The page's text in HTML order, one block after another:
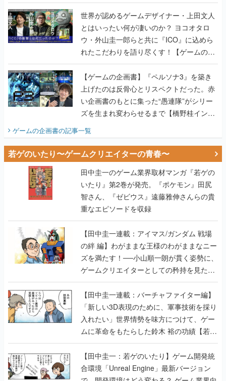
世界が認めるゲームデザイナー・上田文人
とはいったい何が凄いのか？ ヨコオタロ
ウ・外山圭一郎らと共に『ICO』に込めら
れたこだわりを語り尽くす！【ゲームの企
画書】
【ゲームの企画書】『ペルソナ3』を築き
上げたのは反骨心とリスペクトだった。赤
い企画書のもとに集った“愚連隊”がシリー
ズを生まれ変わらせるまで【橋野桂インタ
ゲームの企画書の記事一覧
若ゲのいたり〜ゲームクリエイターの青春〜
田中圭一のゲーム業界取材マンガ『若ゲの
いたり』第2巻が発売。『ポケモン』田尻
智さん、『ゼビウス』遠藤雅伸さんらの貴
重なエピソードを収録
【田中圭一連載：アイマス/ガンダム 戦場
の絆 編】わがままな王様のわがままなニー
ズを満たす！──小山順一朗が貫く姿勢に、
ゲームクリエイターとしての矜持を見た
【若ゲのいたり最終回】
【田中圭一連載：バーチャファイター編】
「新しい3D表現のために、軍事技術を採り
入れたい」世界情勢を味方につけて、ゲー
ムに革命をもたらした鈴木 裕の功績【若ゲ
のいたり】
【田中圭一：若ゲのいたり】ゲーム開発統
合環境「Unreal Engine」最新バージョン